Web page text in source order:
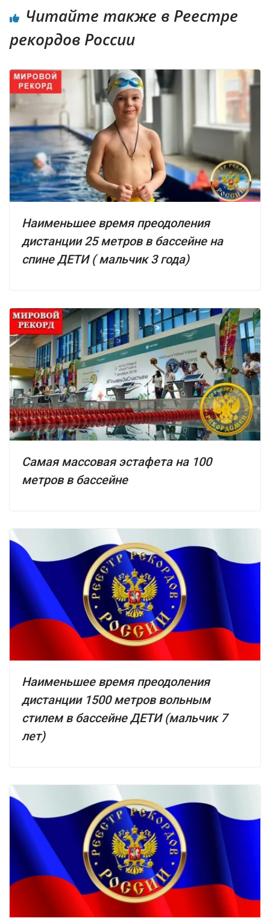
Читайте также в Реестре
рекордов России
Наименьшее время преодоления
дистанции 25 метров в бассейне на
спине ДЕТИ ( мальчик 3 года)
Самая массовая эстафета на 100
метров в бассейне
Наименьшее время преодоления
дистанции 1500 метров вольным
стилем в бассейне ДЕТИ (мальчик 7
лет)